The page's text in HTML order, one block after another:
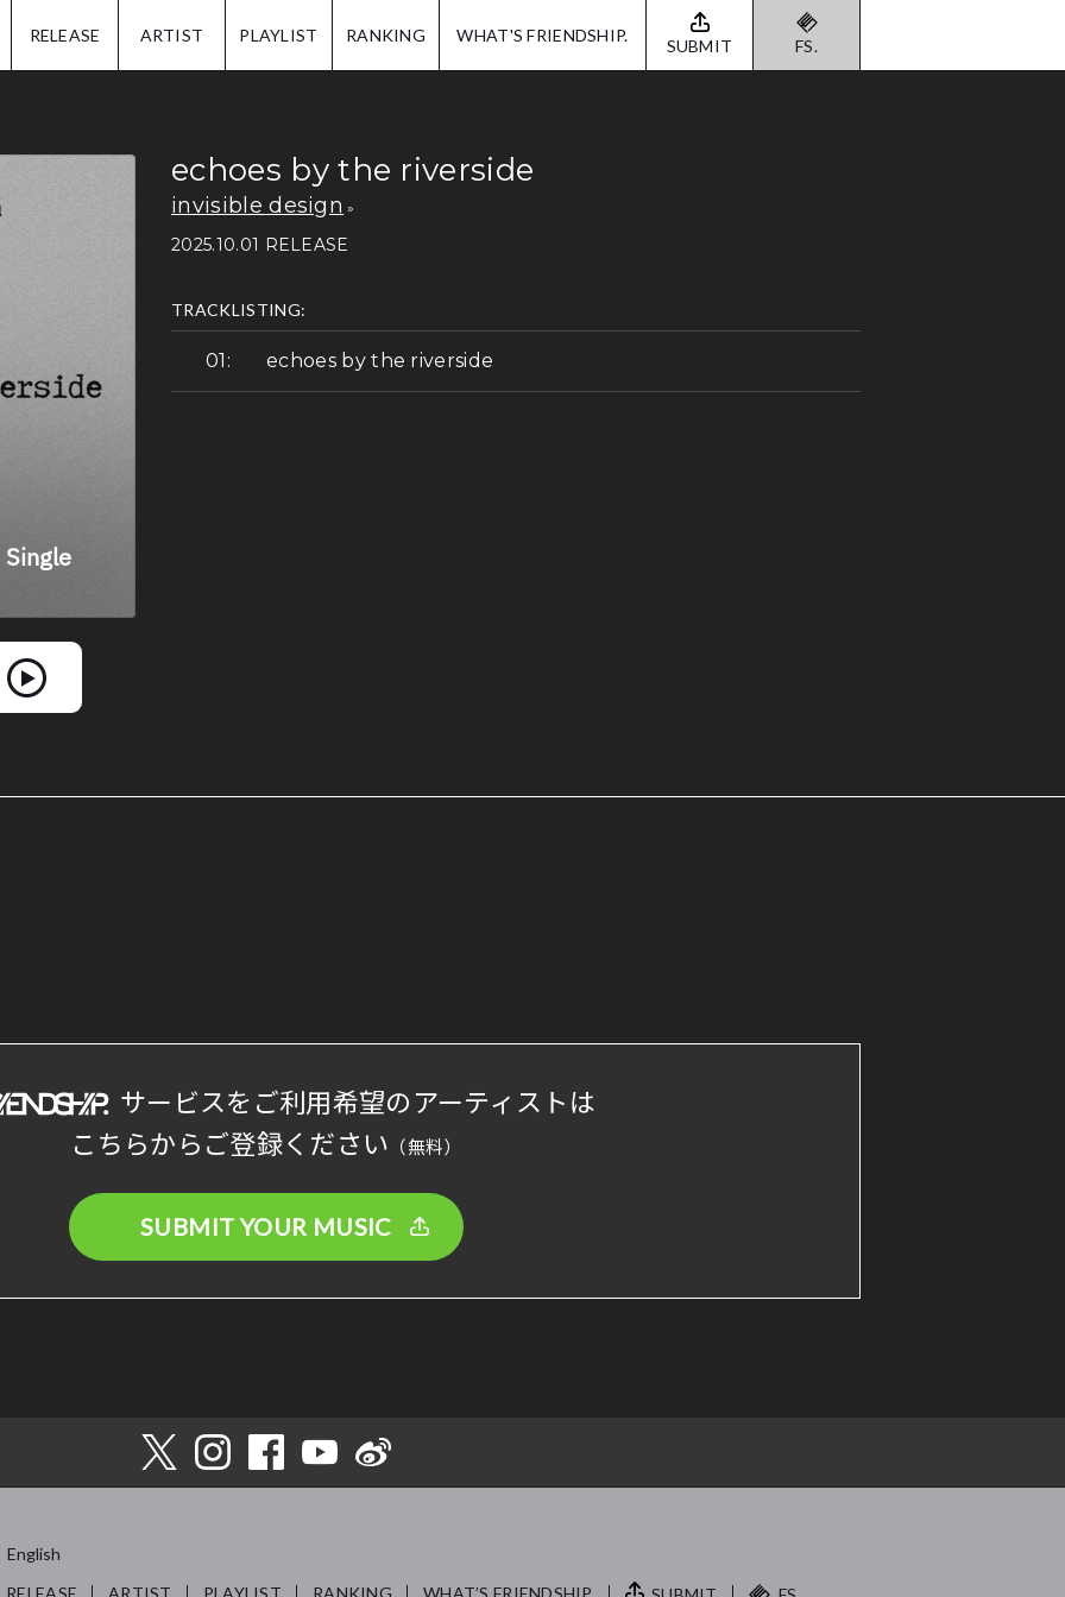
RELEASE ARTIST PLAYLIST RANKING WHAT'S FRIENDSHIP. SUBMIT FS.
echoes by the riverside
invisible design
2025.10.01 RELEASE
TRACKLISTING:
echoes by the riverside
サービスをご利用希望のアーティストは
こちらからご登録ください （無料）
SUBMIT YOUR MUSIC
English
RELEASE ARTIST PLAYLIST RANKING WHAT’S FRIENDSHIP.